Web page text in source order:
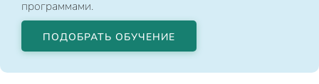
программами.
ПОДОБРАТЬ ОБУЧЕНИЕ